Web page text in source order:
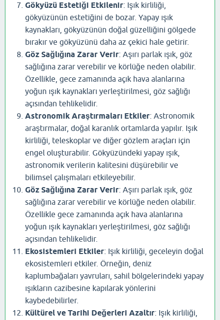
Gökyüzü Estetiği Etkilenir: Işık kirliliği,
gökyüzünün estetiğini de bozar. Yapay ışık
kaynakları, gökyüzünün doğal güzelliğini gölgede
bırakır ve gökyüzünü daha az çekici hale getirir.
Göz Sağlığına Zarar Verir: Aşırı parlak ışık, göz
sağlığına zarar verebilir ve körlüğe neden olabilir.
Özellikle, gece zamanında açık hava alanlarına
yoğun ışık kaynakları yerleştirilmesi, göz sağlığı
açısından tehlikelidir.
Astronomik Araştırmaları Etkiler: Astronomik
araştırmalar, doğal karanlık ortamlarda yapılır. Işık
kirliliği, teleskoplar ve diğer gözlem araçları için
engel oluşturabilir. Gökyüzündeki yapay ışık,
astronomik verilerin kalitesini düşürebilir ve
bilimsel çalışmaları etkileyebilir.
Göz Sağlığına Zarar Verir: Aşırı parlak ışık, göz
sağlığına zarar verebilir ve körlüğe neden olabilir.
Özellikle gece zamanında açık hava alanlarına
yoğun ışık kaynakları yerleştirilmesi, göz sağlığı
açısından tehlikelidir.
Ekosistemleri Etkiler: Işık kirliliği, geceleyin doğal
ekosistemleri etkiler. Örneğin, deniz
kaplumbağaları yavruları, sahil bölgelerindeki yapay
ışıkların cazibesine kapılarak yönlerini
kaybedebilirler.
Kültürel ve Tarihi Değerleri Azaltır: Işık kirliliği,